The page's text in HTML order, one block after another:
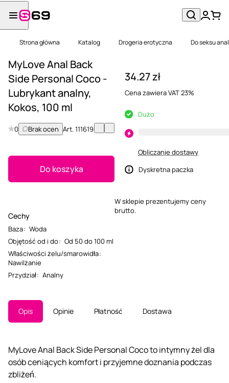
Strona główna Katalog Drogeria erotyczna Do seksu
MyLove Anal Back
Side Personal Coco -
Lubrykant analny,
Kokos, 100 ml
0 Brak ocen Art.111619
Do koszyka
Cechy
Baza: Woda
Objętość od i do: Od 50 do 100 ml
Właściwości żelu/smarowidła:
Nawilżanie
Przydział: Analny
34.27 zł
Cena zawiera VAT 23%
Dużo
Obliczanie dostawy
Dyskretna paczka
W sklepie prezentujemy ceny
brutto.
Opis Opinie Płatność Dostawa
MyLove Anal Back Side Personal Coco to intymny żel dla
osób ceniących komfort i przyjemne doznania podczas
zbliżeń.